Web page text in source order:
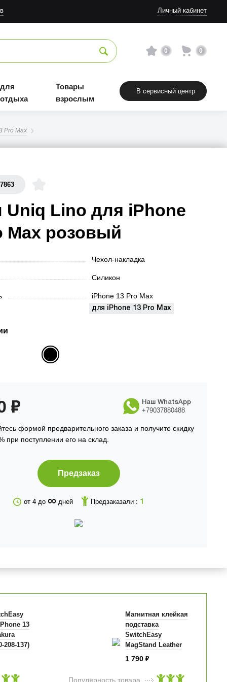
Личный кабинет
0 0
Товары
взрослым
В сервисный центр
Pro Max
Uniq Lino для iPhone
Max розовый
Чехол-накладка
Силикон
iPhone 13 Pro Max
для iPhone 13 Pro Max
₽
формой предварительного заказа и получите скидку
при поступлении его на склад.
Наш WhatsApp
+79037880488
Предзаказ
от 4 до ∞ дней Предзаказали : 1
13
208-137)
Магнитная клейкая
подставка
SwitchEasy
MagStand Leather
Stand с MagSafe
1 790 ₽
Популярность товара